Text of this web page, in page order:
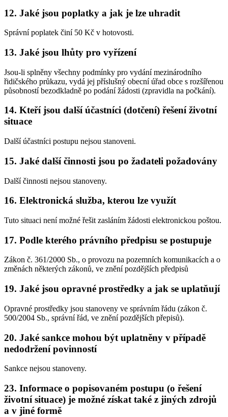
12. Jaké jsou poplatky a jak je lze uhradit
Správní poplatek činí 50 Kč v hotovosti.
13. Jaké jsou lhůty pro vyřízení
Jsou-li splněny všechny podmínky pro vydání mezinárodního
řidičského průkazu, vydá jej příslušný obecní úřad obce s rozšířenou
působností bezodkladně po podání žádosti (zpravidla na počkání).
14. Kteří jsou další účastníci (dotčení) řešení životní
situace
Další účastníci postupu nejsou stanoveni.
15. Jaké další činnosti jsou po žadateli požadovány
Další činnosti nejsou stanoveny.
16. Elektronická služba, kterou lze využít
Tuto situaci není možné řešit zasláním žádosti elektronickou poštou.
17. Podle kterého právního předpisu se postupuje
Zákon č. 361/2000 Sb., o provozu na pozemních komunikacích a o
změnách některých zákonů, ve znění pozdějších předpisů
19. Jaké jsou opravné prostředky a jak se uplatňují
Opravné prostředky jsou stanoveny ve správním řádu (zákon č.
500/2004 Sb., správní řád, ve znění pozdějších přepisů).
20. Jaké sankce mohou být uplatněny v případě
nedodržení povinností
Sankce nejsou stanoveny.
23. Informace o popisovaném postupu (o řešení
životní situace) je možné získat také z jiných zdrojů
a v jiné formě